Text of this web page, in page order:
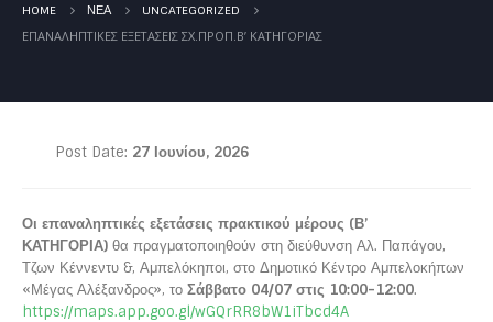
HOME ΝΈΑ UNCATEGORIZED
ΕΠΑΝΑΛΗΠΤΙΚΕΣ ΕΞΕΤΑΣΕΙΣ ΣΧ.ΠΡΟΠ.Β’ ΚΑΤΗΓΟΡΙΑΣ
Post Date: 27 Ιουνίου, 2026
Οι επαναληπτικές εξετάσεις πρακτικού μέρους (В’
ΚΑΤΗΓΟΡΙΑ) θα πραγματοποιηθούν στη διεύθυνση Αλ. Παπάγου,
Τζων Κέννεντυ &, Αμπελόκηποι, στο Δημοτικό Κέντρο Αμπελοκήπων
«Μέγας Αλέξανδρος», το Σάββατο 04/07 στις 10:00-12:00.
https://maps.app.goo.gl/wGQrRR8bW1iTbcd4A